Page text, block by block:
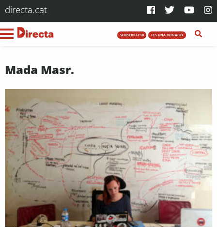
directa.cat
SUBSCRIU-T'HI FES UNA DONACIÓ
Mada Masr.